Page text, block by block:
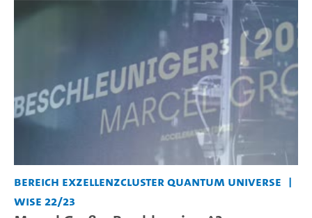
Bereich Exzellenzcluster Quantum Universe
WiSe 22/23